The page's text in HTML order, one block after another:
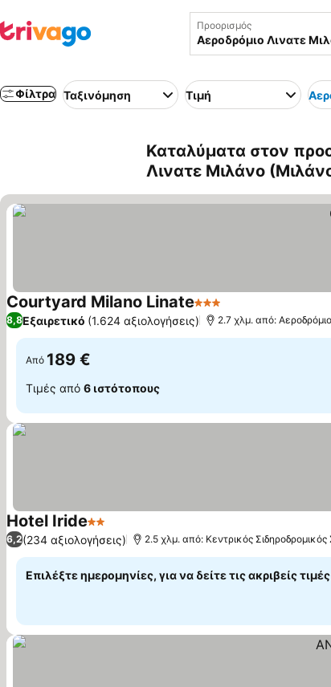
Προορισμός
Φίλτρα Ταξινόμηση Τιμή
Καταλύματα στον
Λινατε Μιλάνο
Courtyard Milano Linate3 Αστέρια
8,8Εξαιρετικό (1.624 αξιολογήσεις) 2.7 χλμ. από:
Από 189 €
Τιμές από 6 ιστότοπους
Hotel Iride2 Αστέρια
6,2(234 αξιολογήσεις) 2.5 χλμ. από: Κεντρικός
Επιλέξτε ημερομηνίες, για να δείτε τις ακριβείς τιμές